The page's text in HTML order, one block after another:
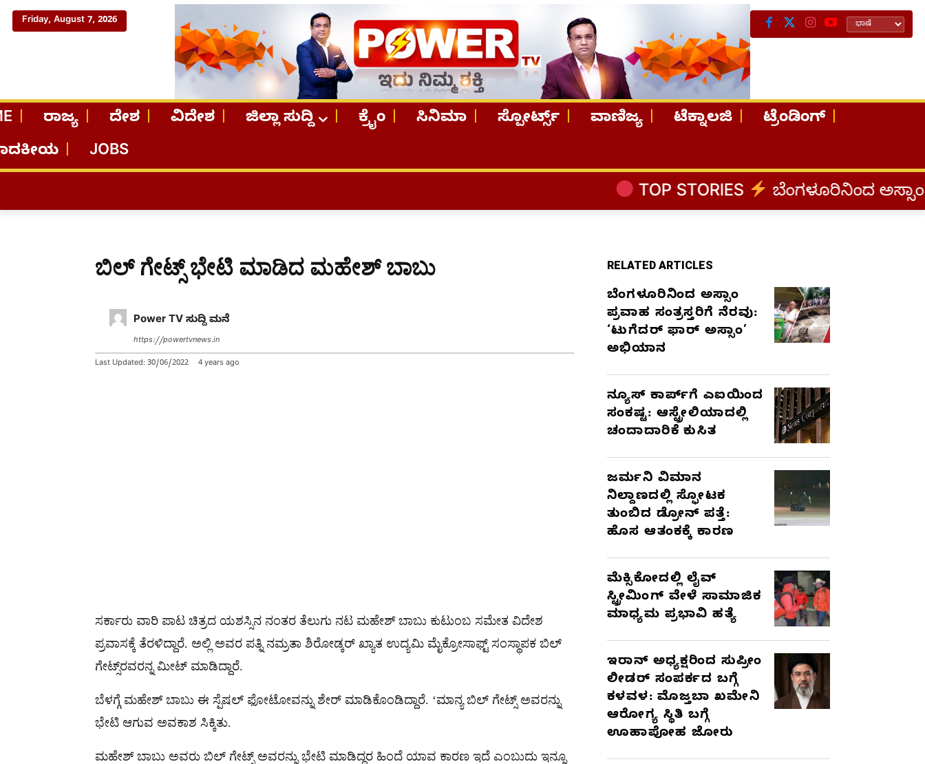
Friday, August 7, 2026
ರಾಜ್ಯ ದೇಶ ವಿದೇಶ ಜಿಲ್ಲಾ ಸುದ್ದಿ ಕ್ರೈಂ ಸಿನಿಮಾ ಸ್ಪೋರ್ಟ್ಸ್ ವಾಣಿಜ್ಯ ಟೆಕ್ನಾಲಜಿ
ಟ್ರೆಂಡಿಂಗ್
JOBS
TOP STORIES ಬೆಂಗಳೂರಿನಿಂದ ಅಸ್ಸಾಂ ಪ್ರವಾಹ
ಬಿಲ್ ಗೇಟ್ಸ್ ಭೇಟಿ ಮಾಡಿದ ಮಹೇಶ್ ಬಾಬು
Power TV ಸುದ್ದಿ ಮನೆ
https://powertvnews.in
Last Updated: 30/06/2022 4 years ago
ಸರ್ಕಾರು ವಾರಿ ಪಾಟ ಚಿತ್ರದ ಯಶಸ್ಸಿನ ನಂತರ ತೆಲುಗು ನಟ ಮಹೇಶ್​ ಬಾಬು ಕುಟುಂಬ ಸಮೇತ ವಿದೇಶ
ಪ್ರವಾಸಕ್ಕೆ ತೆರಳಿದ್ದಾರೆ. ಅಲ್ಲಿ ಅವರ ಪತ್ನಿ ನಮ್ರತಾ ಶಿರೋಡ್ಕರ್​ ಖ್ಯಾತ ಉದ್ಯಮಿ ಮೈಕ್ರೋಸಾಫ್ಟ್​ ಸಂಸ್ಥಾಪಕ ಬಿಲ್​
ಗೇಟ್ಸ್​ರವರನ್ನ ಮೀಟ್​ ಮಾಡಿದ್ದಾರೆ.
ಬೆಳಗ್ಗೆ ಮಹೇಶ್ ಬಾಬು ಈ ಸ್ಪೆಷಲ್ ಫೋಟೋವನ್ನು ಶೇರ್ ಮಾಡಿಕೊಂಡಿದ್ದಾರೆ. ‘ಮಾನ್ಯ ಬಿಲ್ ಗೇಟ್ಸ್ ಅವರನ್ನು
ಭೇಟಿ ಆಗುವ ಅವಕಾಶ ಸಿಕ್ಕಿತು.
ಮಹೇಶ್ ಬಾಬು ಅವರು ಬಿಲ್ ಗೇಟ್ಸ್ ಅವರನ್ನು ಭೇಟಿ ಮಾಡಿದ್ದರ ಹಿಂದೆ ಯಾವ ಕಾರಣ ಇದೆ ಎಂಬುದು ಇನ್ನೂ
RELATED ARTICLES
ಬೆಂಗಳೂರಿನಿಂದ ಅಸ್ಸಾಂ
ಪ್ರವಾಹ ಸಂತ್ರಸ್ತರಿಗೆ ನೆರವು:
‘ಟುಗೆದರ್ ಫಾರ್ ಅಸ್ಸಾಂ’
ಅಭಿಯಾನ
ನ್ಯೂಸ್ ಕಾರ್ಪ್‌ಗೆ ಎಐಯಿಂದ
ಸಂಕಷ್ಟ: ಆಸ್ಟ್ರೇಲಿಯಾದಲ್ಲಿ
ಚಂದಾದಾರಿಕೆ ಕುಸಿತ
ಜರ್ಮನಿ ವಿಮಾನ
ನಿಲ್ದಾಣದಲ್ಲಿ ಸ್ಫೋಟಕ
ತುಂಬಿದ ಡ್ರೋನ್ ಪತ್ತೆ:
ಹೊಸ ಆತಂಕಕ್ಕೆ ಕಾರಣ
ಮೆಕ್ಸಿಕೋದಲ್ಲಿ ಲೈವ್
ಸ್ಟ್ರೀಮಿಂಗ್ ವೇಳೆ ಸಾಮಾಜಿಕ
ಮಾಧ್ಯಮ ಪ್ರಭಾವಿ ಹತ್ಯೆ
ಇರಾನ್ ಅಧ್ಯಕ್ಷರಿಂದ ಸುಪ್ರೀಂ
ಲೀಡರ್ ಸಂಪರ್ಕದ ಬಗ್ಗೆ
ಕಳವಳ: ಮೊಜ್ತಬಾ ಖಮೇನಿ
ಆರೋಗ್ಯ ಸ್ಥಿತಿ ಬಗ್ಗೆ
ಊಹಾಪೋಹ ಜೋರು